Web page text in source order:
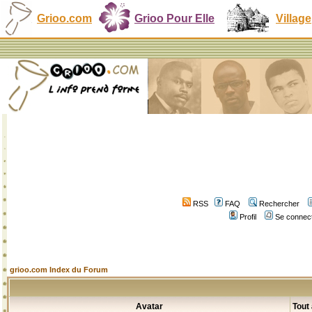
Grioo.com Grioo Pour Elle Village
RSS FAQ
Rechercher
Profil
Se
grioo.com Index du Forum
Avatar Tout